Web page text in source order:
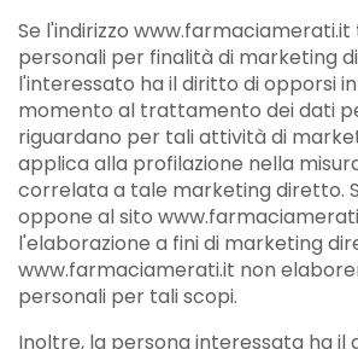
Se l'indirizzo
personali per finalità di marketing
l'interessato ha il diritto di opporsi
momento al trattamento dei dati
riguardano per tali attività di
applica alla profilazione nella
correlata a tale marketing diretto.
oppone al sito
l'elaborazione a fini di marketing
www.farmaciamerati.it non
personali per tali scopi.
Inoltre, la persona interessata ha il